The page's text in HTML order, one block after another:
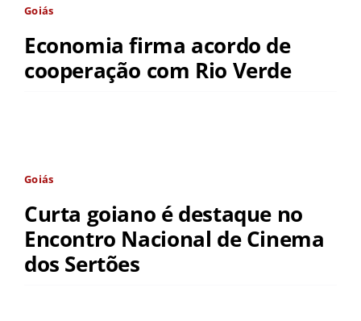
Goiás
Economia firma acordo de
cooperação com Rio Verde
Goiás
Curta goiano é destaque no
Encontro Nacional de Cinema
dos Sertões